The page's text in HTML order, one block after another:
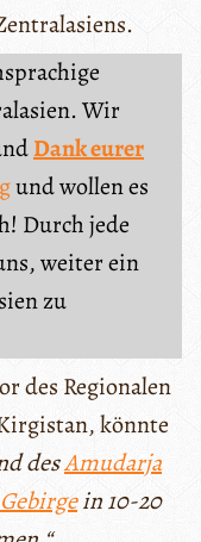
Wir
Dank eurer
und wollen es
Durch jede
weiter ein
zu
des Regionalen
könnte
desAmudarja
in 10-20